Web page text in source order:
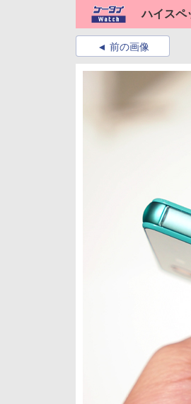
ハイスペ
前の画像